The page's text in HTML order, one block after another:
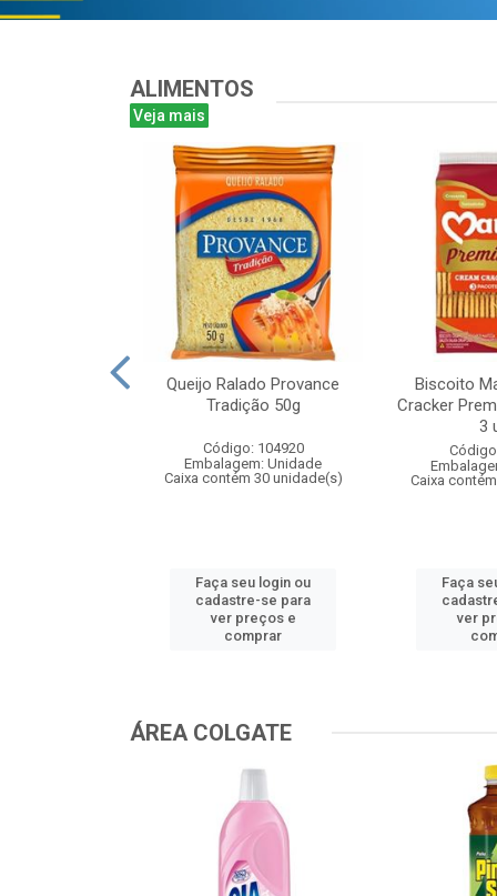
ALIMENTOS
Veja mais
Queijo Ralado Provance
Tradição 50g
Código: 104920
Embalagem: Unidade
Caixa contém 30 unidade(s)
Faça seu login ou
cadastre-se para
ver preços e
comprar
Biscoito
Cracker
3
Caixa
Faça
ver
ÁREA COLGATE